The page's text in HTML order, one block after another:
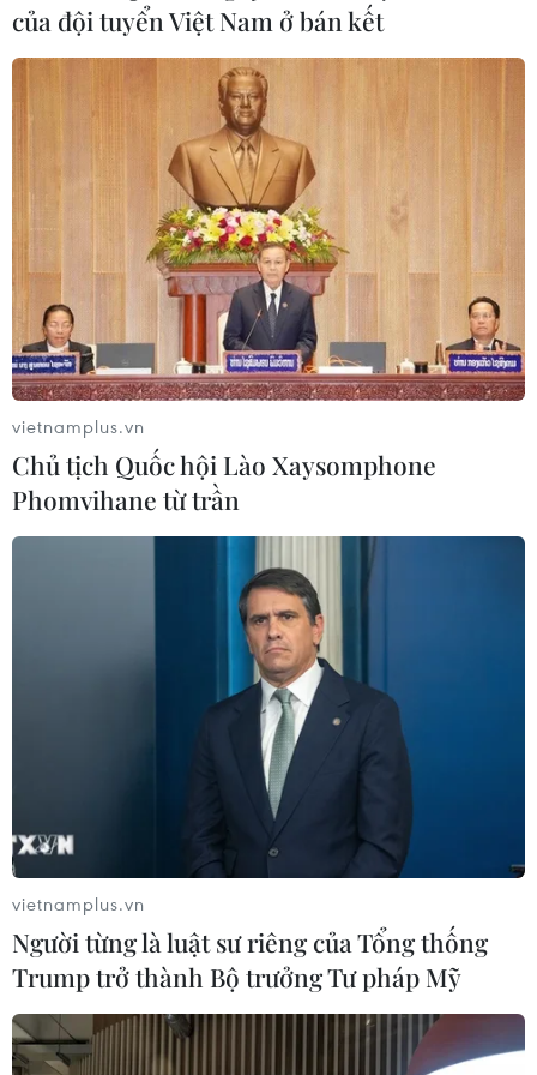
Dương cho biết Công an thị xã Bến Cát đã bắt giữ đối
tượng và phá nhanh vụ giả danh người của Bộ Công
an để tống tiền người vi phạm pháp luật.
Bắt giữ đối tượng giả danh công an để lừa
đảo chiếm đoạt tài sản
Đối tượng Nguyễn Văn Song giả danh cán bộ thuộc
Phòng Cảnh sát Hình sự, Công an tỉnh Bắc Giang, tự
giới thiệu có thể xin chuyển công tác, "chạy án" để lừa
đảo chiếm đoạt tài sản của người dân.
của đội tuyển Việt Nam ở bán kết
vietnamplus.vn
Chủ tịch Quốc hội Lào Xaysomphone
Phomvihane từ trần
vietnamplus.vn
Người từng là luật sư riêng của Tổng thống
Trump trở thành Bộ trưởng Tư pháp Mỹ